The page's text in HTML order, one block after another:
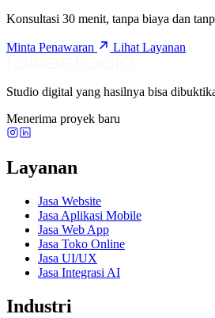
Konsultasi 30 menit, tanpa biaya dan
Minta Penawaran Lihat Layanan
Studio digital yang hasilnya bisa
Menerima proyek baru
Layanan
Jasa Website
Jasa Aplikasi Mobile
Jasa Web App
Jasa Toko Online
Jasa UI/UX
Jasa Integrasi AI
Industri